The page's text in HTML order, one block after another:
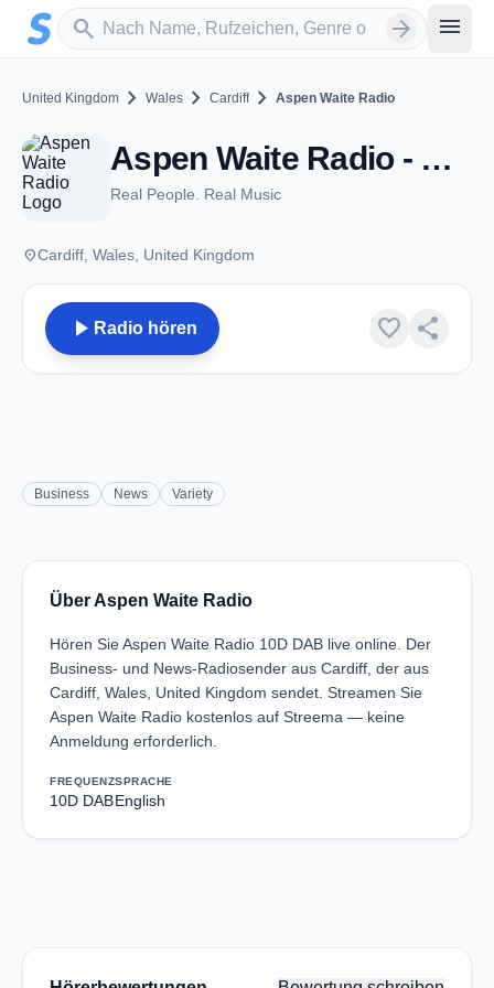
Zum Hauptinhalt springen
search
Sender suchen arrow_forward menu
United Kingdom chevron_right Wales chevron_right Cardiff chevron_right Aspen Waite Radio
Aspen Waite Radio - DAB 10D - Cardiff
Real People. Real Music
placeCardiff, Wales, United Kingdom
play_arrow Radio hören favorite share
Business News Variety
Über Aspen Waite Radio
Hören Sie Aspen Waite Radio 10D DAB live online. Der
Business- und News-Radiosender aus Cardiff, der aus
Cardiff, Wales, United Kingdom sendet. Streamen Sie
Aspen Waite Radio kostenlos auf Streema — keine
Anmeldung erforderlich.
FREQUENZ
10D DAB
SPRACHE
English